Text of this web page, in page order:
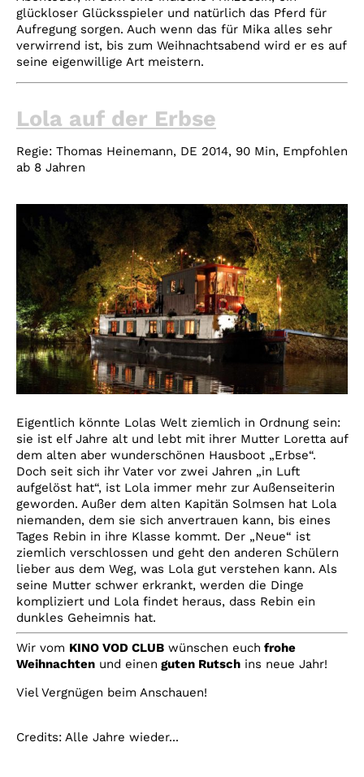
glückloser Glücksspieler und natürlich das Pferd für
Aufregung sorgen. Auch wenn das für Mika alles sehr
verwirrend ist, bis zum Weihnachtsabend wird er es auf
seine eigenwillige Art meistern.
Lola auf der Erbse
Regie: Thomas Heinemann, DE 2014, 90 Min, Empfohlen
ab 8 Jahren
Eigentlich könnte Lolas Welt ziemlich in Ordnung sein:
sie ist elf Jahre alt und lebt mit ihrer Mutter Loretta auf
dem alten aber wunderschönen Hausboot „Erbse“.
Doch seit sich ihr Vater vor zwei Jahren „in Luft
aufgelöst hat“, ist Lola immer mehr zur Außenseiterin
geworden. Außer dem alten Kapitän Solmsen hat Lola
niemanden, dem sie sich anvertrauen kann, bis eines
Tages Rebin in ihre Klasse kommt. Der „Neue“ ist
ziemlich verschlossen und geht den anderen Schülern
lieber aus dem Weg, was Lola gut verstehen kann. Als
seine Mutter schwer erkrankt, werden die Dinge
kompliziert und Lola findet heraus, dass Rebin ein
dunkles Geheimnis hat.
Wir vom KINO VOD CLUB wünschen euch frohe
Weihnachten und einen guten Rutsch ins neue Jahr!
Viel Vergnügen beim Anschauen!
Credits: Alle Jahre wieder...